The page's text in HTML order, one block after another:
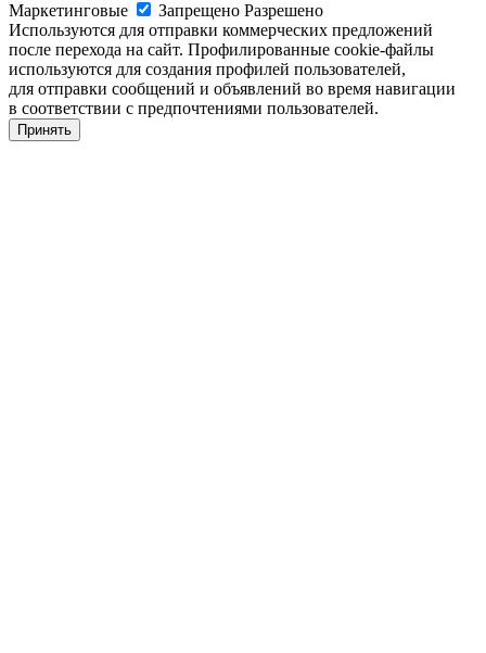
Маркетинговые
Запрещено Разрешено
Используются для отправки коммерческих предложений
после перехода на сайт. Профилированные cookie-файлы
используются для создания профилей пользователей,
для отправки сообщений и объявлений во время навигации
в соответствии с предпочтениями пользователей.
Принять